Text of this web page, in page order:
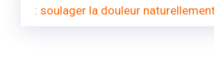
: soulager la douleur